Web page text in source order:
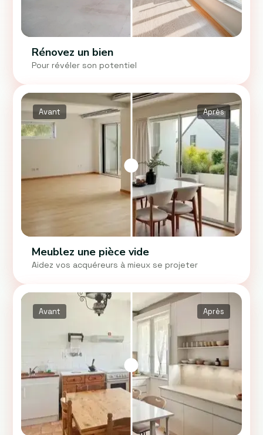
Rénovez un bien
Pour révéler son potentiel
Avant Après
Meublez une pièce vide
Aidez vos acquéreurs à mieux se projeter
Avant Après